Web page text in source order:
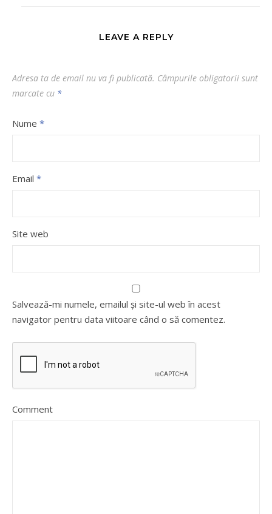
LEAVE A REPLY
Adresa ta de email nu va fi publicată. Câmpurile obligatorii sunt
marcate cu *
Nume *
Email *
Site web
Salvează-mi numele, emailul și site-ul web în acest
navigator pentru data viitoare când o să comentez.
Comment